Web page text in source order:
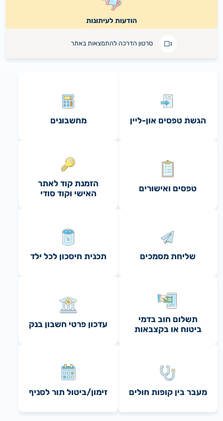
הודעות לעיתונות
סרטון הדרכה להתמצאות באתר
הגשת טפסים און-ליין מחשבונים
טפסים ואישורים
הזמנת קוד לאתר
האישי וקוד סודי
שליחת מסמכים תכנית חיסכון לכל ילד
תשלום חוב בדמי
ביטוח או בקצבאות
עדכון פרטי חשבון בנק
מעבר בין קופות חולים זימון/ביטול תור לסניף